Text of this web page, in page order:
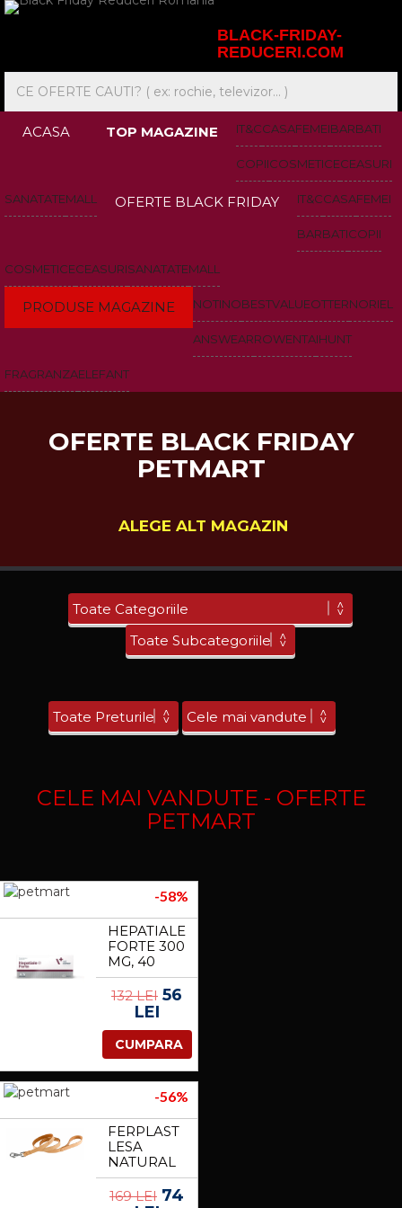
BLACK-FRIDAY-
REDUCERI.COM
ACASA TOP MAGAZINE IT&CCASAFEMEIBARBATI
COPIICOSMETICECEASURI
SANATATEMALL OFERTE BLACK FRIDAY IT&CCASAFEMEI
BARBATICOPII
COSMETICECEASURISANATATEMALL
PRODUSE MAGAZINE NOTINOBESTVALUEOTTERNORIEL
ANSWEARROWENTAIHUNT
FRAGRANZAELEFANT
OFERTE BLACK FRIDAY
PETMART
ALEGE ALT MAGAZIN
CELE MAI VANDUTE - OFERTE
PETMART
-58%
HEPATIALE
FORTE 300
MG, 40
TABLETE
132 LEI 56
LEI
CUMPARA
-56%
FERPLAST
LESA
NATURAL
NATUR G,
2X180 CM
169 LEI 74